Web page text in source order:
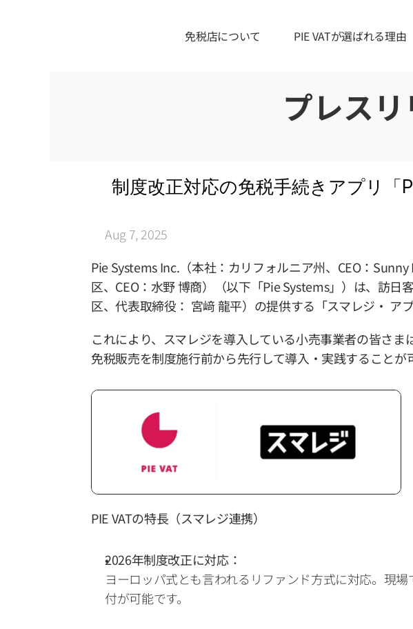
免税店について PIE VATが選ばれる理由
プレス
制度改正対応の免税手続きアプリ「
Aug 7, 2025
Pie Systems Inc.（本社：カリフォルニア州、CEO：
区、CEO：水野 博商）（以下「Pie Systems」）は、訪
区、代表取締役： 宮﨑 龍平）の提供する「スマレジ・ ア
これにより、スマレジを導入している小売事業者の皆さ
免税販売を制度施行前から先行して導入・実践することが
PIE VATの特長（スマレジ連携）
2026年制度改正に対応：
ヨーロッパ式とも言われるリファンド方式に対応。現
付が可能です。